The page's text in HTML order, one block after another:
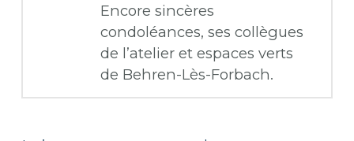
Encore sincères
condoléances, ses collègues
de l’atelier et espaces verts
de Behren-Lès-Forbach.